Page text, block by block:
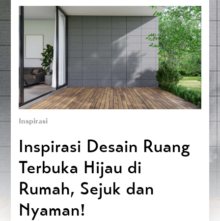
Inspirasi
Inspirasi Desain Ruang
Terbuka Hijau di
Rumah, Sejuk dan
Nyaman!